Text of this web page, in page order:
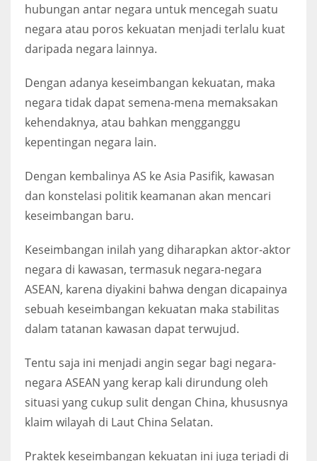
hubungan antar negara untuk mencegah suatu
negara atau poros kekuatan menjadi terlalu kuat
daripada negara lainnya.
Dengan adanya keseimbangan kekuatan, maka
negara tidak dapat semena-mena memaksakan
kehendaknya, atau bahkan mengganggu
kepentingan negara lain.
Dengan kembalinya AS ke Asia Pasifik, kawasan
dan konstelasi politik keamanan akan mencari
keseimbangan baru.
Keseimbangan inilah yang diharapkan aktor-aktor
negara di kawasan, termasuk negara-negara
ASEAN, karena diyakini bahwa dengan dicapainya
sebuah keseimbangan kekuatan maka stabilitas
dalam tatanan kawasan dapat terwujud.
Tentu saja ini menjadi angin segar bagi negara-
negara ASEAN yang kerap kali dirundung oleh
situasi yang cukup sulit dengan China, khususnya
klaim wilayah di Laut China Selatan.
Praktek keseimbangan kekuatan ini juga terjadi di